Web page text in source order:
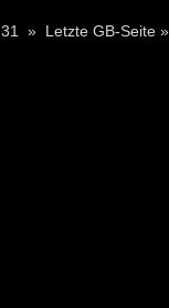
31 » Letzte GB-Seite »